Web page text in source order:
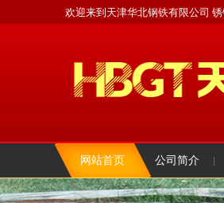
欢迎来到天津华北钢铁有限公司
网站首页 公司简介